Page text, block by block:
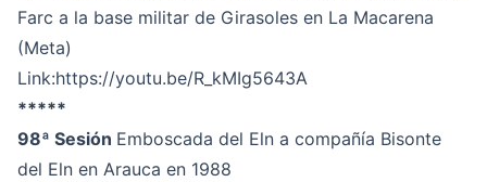
Farc a la base militar de Girasoles en La Macarena
(Meta)
Link:https://youtu.be/R_kMIg5643A
*****
98ª Sesión Emboscada del Eln a compañía Bisonte
del Eln en Arauca en 1988